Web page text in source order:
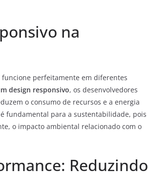
na
perfeitamente em diferentes
design responsivo, os desenvolvedores
o consumo de recursos e a energia
fundamental para a sustentabilidade, pois
o impacto ambiental relacionado com o
Reduzindo